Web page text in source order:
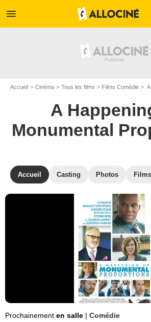
menu
Accueil Cinéma Tous les films Films Comédie A
A
Monumental
Accueil Casting Photos
Prochainement en salle | Comédie